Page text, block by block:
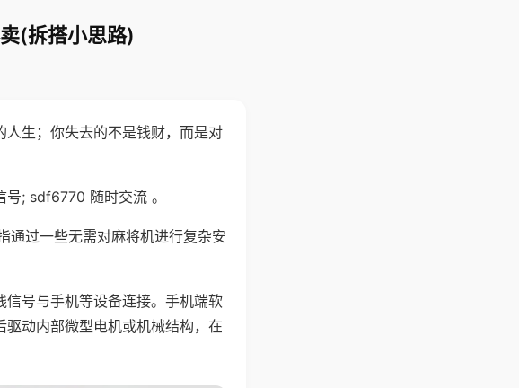
(拆搭小思路)
生；你失去的不是钱财，而是对
; sdf6770 随时交流 。
通过一些无需对麻将机进行复杂安
号与手机等设备连接。手机端软
动内部微型电机或机械结构，在